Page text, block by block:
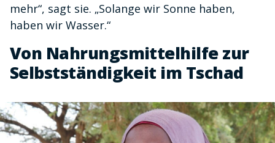
mehr“, sagt sie. „Solange wir Sonne haben,
haben wir Wasser.“
Von Nahrungsmittelhilfe zur
Selbstständigkeit im Tschad